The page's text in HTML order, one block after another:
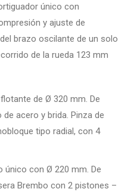
único con
y ajuste de
brazo oscilante de un solo
de la rueda 123 mm
de Ø 320 mm. De
acero y brida. Pinza de
tipo radial, con 4
único con Ø 220 mm. De
Brembo con 2 pistones –